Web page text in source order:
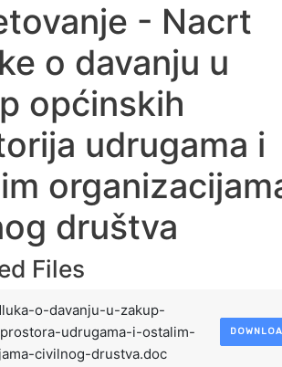
- Nacrt
o davanju u
općinskih
udrugama i
društva
Files
o-davanju-u-zakup-
udrugama-i-ostalim-
civilnog-drustva.doc